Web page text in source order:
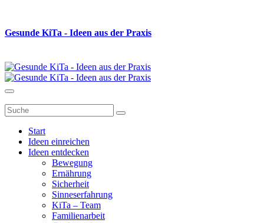
Gesunde KiTa - Ideen aus der Praxis
Start
Ideen einreichen
Ideen entdecken
Bewegung
Ernährung
Sicherheit
Sinneserfahrung
KiTa – Team
Familienarbeit